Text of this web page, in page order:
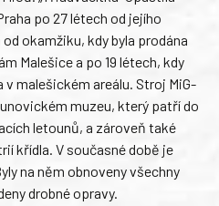
po 27 létech od jejího
okamžiku, kdy byla prodána
Malešice a po 19 létech, kdy
malešickém areálu. Stroj MiG-
muzeu, který patří do
letounů, a zároveň také
křídla. V současné době je
na něm obnoveny všechny
drobné opravy.